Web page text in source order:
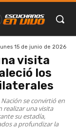
15 de junio de 2026
visita
los
se convirtió en
realizar una visita
su estadía,
a profundizar la